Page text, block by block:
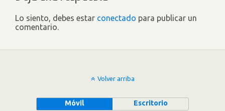
Lo siento, debes estar conectado para publicar un
comentario.
Volver arriba
Móvil Escritorio